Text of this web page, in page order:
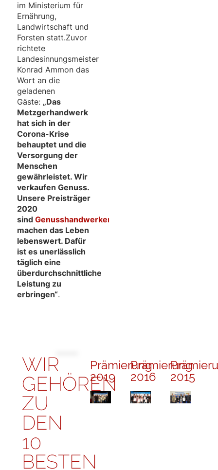
im Ministerium für
Ernährung,
Landwirtschaft und
Forsten statt.Zuvor
richtete
Landesinnungsmeister
Konrad Ammon das
Wort an die
geladenen
Gäste: „Das
Metzgerhandwerk
hat sich in der
Corona-Krise
behauptet und die
Versorgung der
Menschen
gewährleistet. Wir
verkaufen Genuss.
Unsere Preisträger
2020
sindGenusshandwerker
machen das Leben
lebenswert. Dafür
ist es unerlässlich
täglich eine
überdurchschnittliche
Leistung zu
erbringen“.
WIR
GEHÖREN
ZU
DEN
10
BESTEN
Prämierung
2019
Prämierung
2016
2015